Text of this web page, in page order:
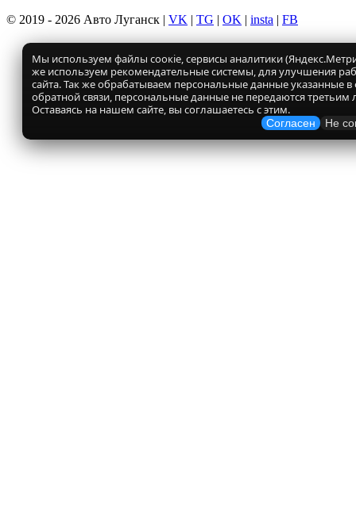
© 2019 - 2026 Авто Луганск | VK | TG | OK | insta | FB
Мы используем файлы соокіе, сервисы аналитики
же используем рекомендательные системы, для улучшения
сайта. Так же обрабатываем персональные данные указанные
обратной связи, персональные данные не передаются третьим
Оставаясь на нашем сайте, вы соглашаетесь с этим.
Согласен Не